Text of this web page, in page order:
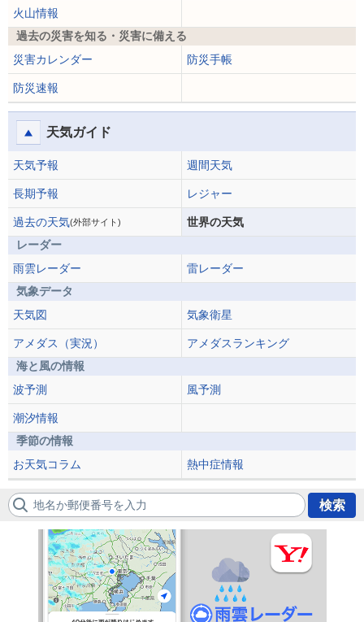
火山情報
過去の災害を知る・災害に備える
災害カレンダー
防災手帳
防災速報
天気ガイド
天気予報 週間天気
長期予報 レジャー
過去の天気(外部サイト)
世界の天気
レーダー
雨雲レーダー
雷レーダー
気象データ
天気図
気象衛星
アメダス（実況）
アメダスランキング
海と風の情報
波予測
風予測
潮汐情報
季節の情報
お天気コラム
熱中症情報
地名か郵便番号を入力 検索